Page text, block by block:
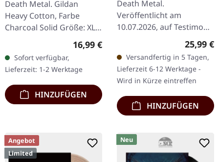
GREY T-SHIRT
Death Metal. Gildan
Heavy Cotton, Farbe
Charcoal Solid Größe: XL -
Regulärer Preis:
16,99 €
Sofort verfügbar,
Lieferzeit: 1-2 Werktage
HINZUFÜGEN
LP
Death Metal.
Veröffentlicht am
10.07.2026, auf Testimony
Records. Weißes Vinyl mit
Standard-Cover. Enthält 2-
seitiges Insert und…
25,99 €
Versandfertig in 5 Tagen,
Lieferzeit 6-12 Werktage -
Wird in Kürze eintreffen
HINZUFÜGEN
Angebot
Limited
Neu